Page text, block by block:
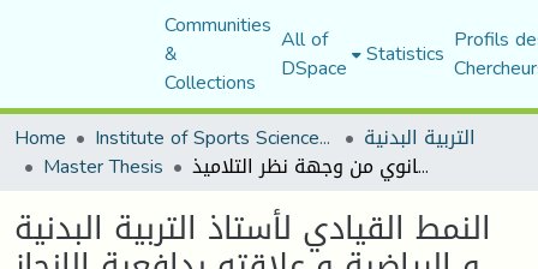
Communities
&
Collections
All of
DSpace Statistics Profils
Home
Institute of Sports Sciences and Techniques التربية البدنية
Master Thesis النمط القيادي لأستاذ التربية البدنية و الرياضية و علاقته بدافعية الانجاز لدى تلاميذ السنة الثالثة ثانوي من وجهة نظر التلاميذ
النمط القيادي لأستاذ التربية البدنية